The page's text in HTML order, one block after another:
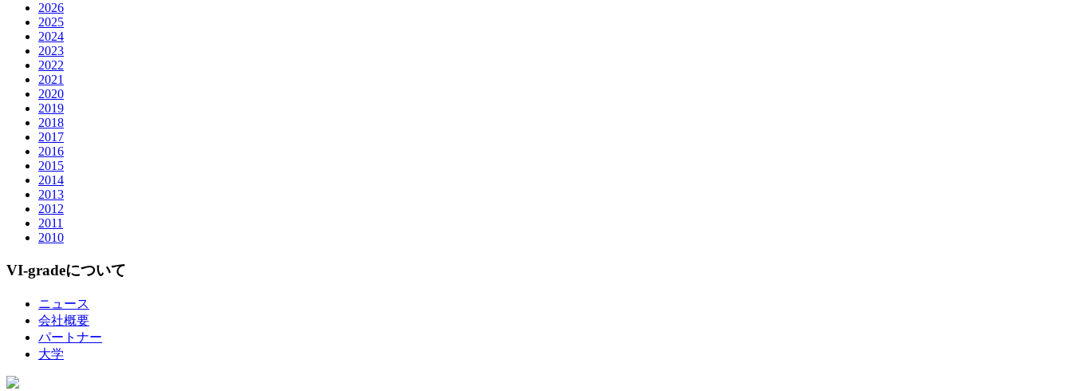
2026
2025
2024
2023
2022
2021
2020
2019
2018
2017
2016
2015
2014
2013
2012
2011
2010
VI-gradeについて
ニュース
会社概要
パートナー
大学